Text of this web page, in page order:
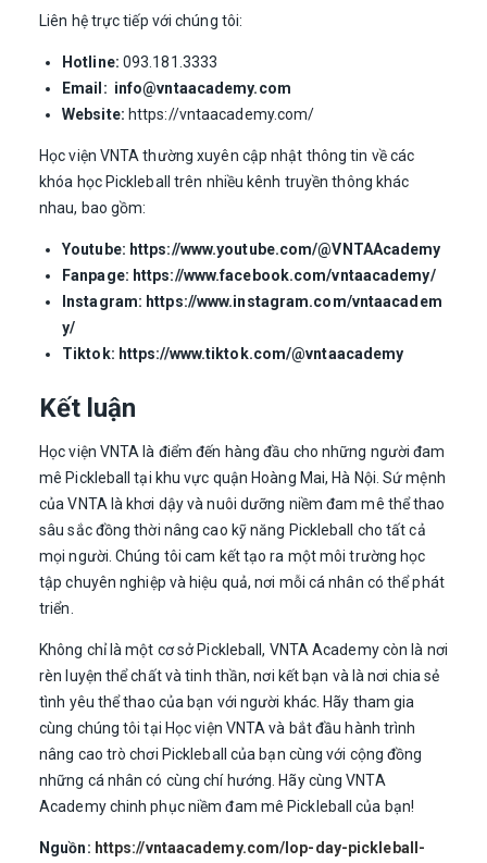
Liên hệ trực tiếp với chúng tôi:
Hotline: 093.181.3333
Email: info@vntaacademy.com
Website: https://vntaacademy.com/
Học viện VNTA thường xuyên cập nhật thông tin về các
khóa học Pickleball trên nhiều kênh truyền thông khác
nhau, bao gồm:
Youtube: https://www.youtube.com/@VNTAAcademy
Fanpage: https://www.facebook.com/vntaacademy/
Instagram: https://www.instagram.com/vntaacadem
y/
Tiktok: https://www.tiktok.com/@vntaacademy
Kết luận
Học viện VNTA là điểm đến hàng đầu cho những người đam
mê Pickleball tại khu vực quận Hoàng Mai, Hà Nội. Sứ mệnh
của VNTA là khơi dậy và nuôi dưỡng niềm đam mê thể thao
sâu sắc đồng thời nâng cao kỹ năng Pickleball cho tất cả
mọi người. Chúng tôi cam kết tạo ra một môi trường học
tập chuyên nghiệp và hiệu quả, nơi mỗi cá nhân có thể phát
triển.
Không chỉ là một cơ sở Pickleball, VNTA Academy còn là nơi
rèn luyện thể chất và tinh thần, nơi kết bạn và là nơi chia sẻ
tình yêu thể thao của bạn với người khác. Hãy tham gia
cùng chúng tôi tại Học viện VNTA và bắt đầu hành trình
nâng cao trò chơi Pickleball của bạn cùng với cộng đồng
những cá nhân có cùng chí hướng. Hãy cùng VNTA
Academy chinh phục niềm đam mê Pickleball của bạn!
Nguồn: https://vntaacademy.com/lop-day-pickleball-